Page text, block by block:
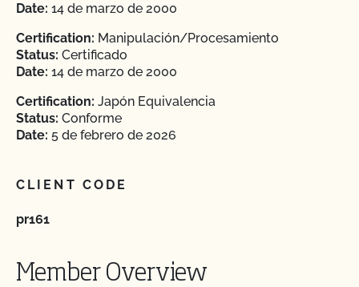
Date: 14 de marzo de 2000
Certification: Manipulación/Procesamiento
Status: Certificado
Date: 14 de marzo de 2000
Certification: Japón Equivalencia
Status: Conforme
Date: 5 de febrero de 2026
CLIENT CODE
pr161
Member Overview